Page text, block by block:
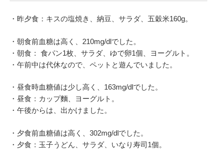
・昨夕食：キスの塩焼き、納豆、サラダ、五穀米160g。
・朝食前血糖は高く、210mg/dlでした。
・朝食： 食パン1枚、サラダ、ゆで卵1個、ヨーグルト。
・午前中は代休なので、ペットと遊んでいました。
・昼食時血糖値は少し高く、163mg/dlでした。
・昼食：カップ麵、ヨーグルト。
・午後からは、出かけました。
・夕食前血糖値は高く、302mg/dlでした。
・夕食：玉子うどん、サラダ、いなり寿司1個。